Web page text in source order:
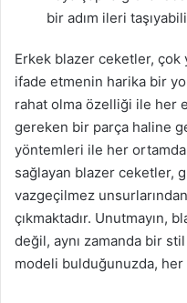
bir adım ileri
Erkek blazer ceketler, çok
ifade etmenin harika bir
rahat olma özelliği ile her
gereken bir parça haline
yöntemleri ile her
sağlayan blazer ceketler,
vazgeçilmez
çıkmaktadır. Unutmayın,
değil, aynı zamanda bir
modeli bulduğunuzda,